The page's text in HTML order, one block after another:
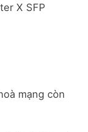
X SFP
mạng còn